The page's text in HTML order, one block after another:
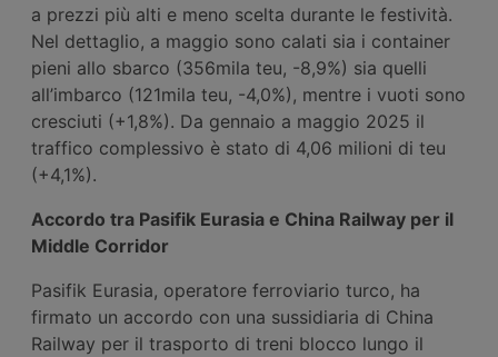
a prezzi più alti e meno scelta durante le festività.
Nel dettaglio, a maggio sono calati sia i container
pieni allo sbarco (356mila teu, -8,9%) sia quelli
all’imbarco (121mila teu, -4,0%), mentre i vuoti sono
cresciuti (+1,8%). Da gennaio a maggio 2025 il
traffico complessivo è stato di 4,06 milioni di teu
(+4,1%).
Accordo tra Pasifik Eurasia e China Railway per il
Middle Corridor
Pasifik Eurasia, operatore ferroviario turco, ha
firmato un accordo con una sussidiaria di China
Railway per il trasporto di treni blocco lungo il